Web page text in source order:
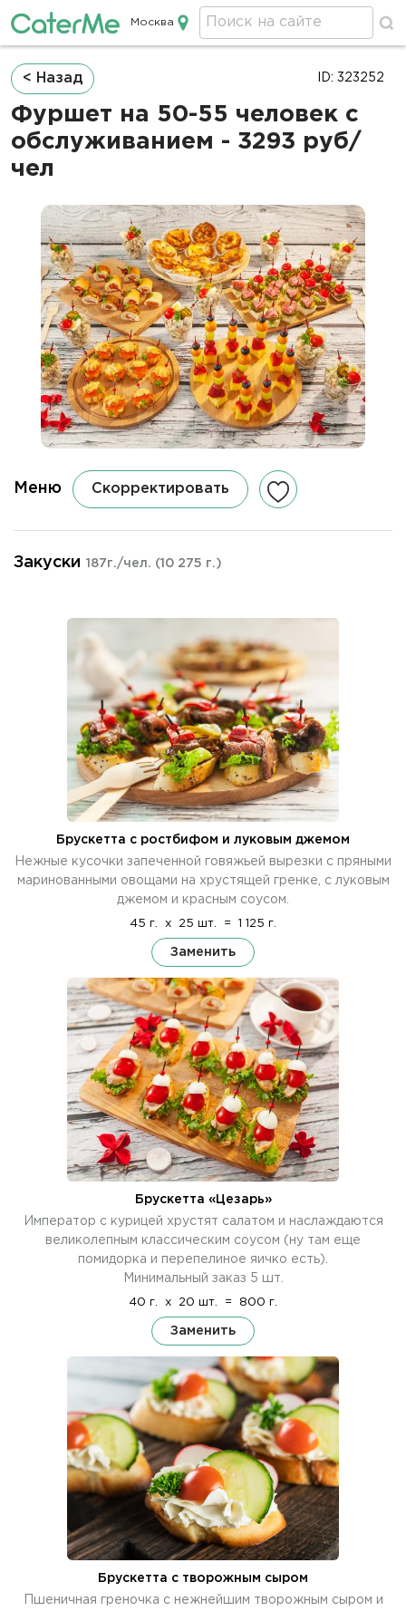
Кейтеринг в Москве
Москва
Строка
навигации
< Назад
Фуршет на 50-55 человек с
обслуживанием - 3293 руб/
чел
ID: 323252
Меню Скорректировать
Закуски 187г./чел. (10 275 г.)
Брускетта с ростбифом и луковым джемом
Нежные кусочки запеченной говяжьей вырезки с пряными
маринованными овощами на хрустящей гренке, с луковым
джемом и красным соусом.
45 г. x 25 шт. = 1 125 г.
Заменить
Брускетта «Цезарь»
Император с курицей хрустят салатом и наслаждаются
великолепным классическим соусом (ну там еще
помидорка и перепелиное яичко есть).
Минимальный заказ 5 шт.
40 г. x 20 шт. = 800 г.
Заменить
Брускетта с творожным сыром
Пшеничная греночка с нежнейшим творожным сыром и